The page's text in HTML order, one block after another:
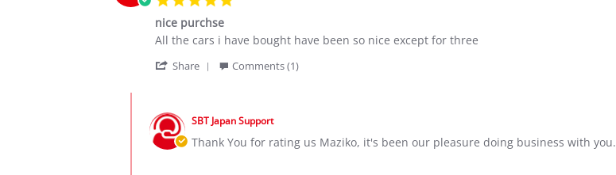
nice purchse
Review
Maziko
Jan
2020
review
nice
All the cars i have bought have been so nice except for three
Share
Maziko
K.
on
Comments (1)
Store
Owner
SBT Japan Support
Thank You for rating us Maziko, it's been our pleasure doing business with you.